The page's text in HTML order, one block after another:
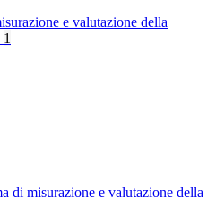
e valutazione della
1
di misurazione e valutazione della